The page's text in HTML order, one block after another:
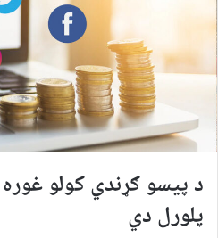
د پیسو ګړندي کولو
پلورل دي